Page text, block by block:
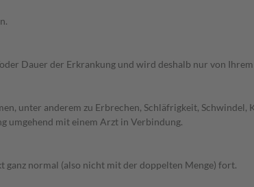
Dauer der Erkrankung und wird deshalb nur von
unter anderem zu Erbrechen, Schläfrigkeit,
umgehend mit einem Arzt in Verbindung.
ganz normal (also nicht mit der doppelten Menge) fort.